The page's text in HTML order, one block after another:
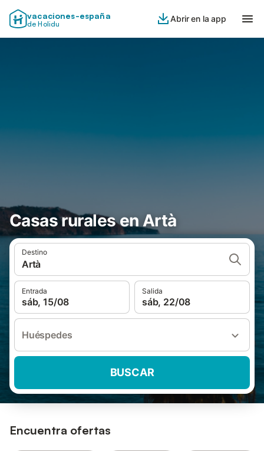
vacaciones-españa
de Holidu
Abrir en la app
Casas rurales en Artà
Destino
Artà
Entrada
sáb, 15/08
Salida
sáb, 22/08
Huéspedes
BUSCAR
Encuentra ofertas